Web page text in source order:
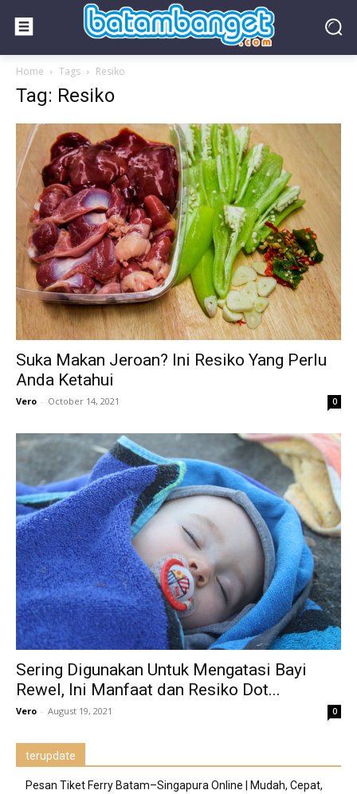
Home Tags Resiko
Tag: Resiko
Suka Makan Jeroan? Ini Resiko Yang Perlu
Anda Ketahui
Vero - October 14, 2021 0
Sering Digunakan Untuk Mengatasi Bayi
Rewel, Ini Manfaat dan Resiko Dot...
Vero - August 19, 2021 0
terupdate
Pesan Tiket Ferry Batam–Singapura Online | Mudah, Cepat,